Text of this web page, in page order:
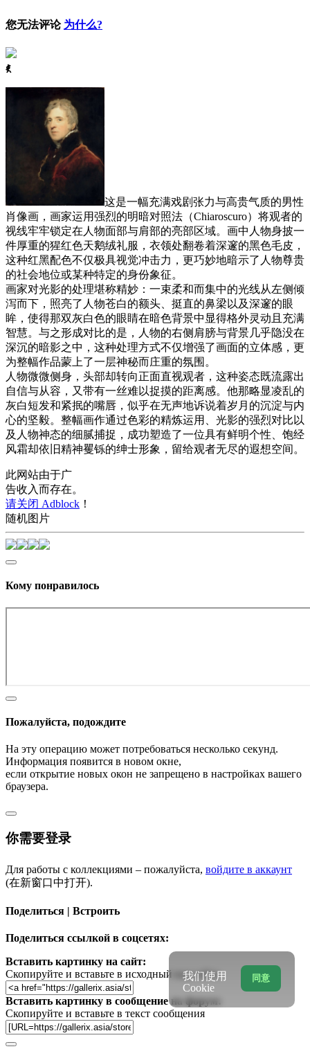
您无法评论 为什么?
ꈅ
这是一幅充满戏剧张力与高贵气质的男性
肖像画，画家运用强烈的明暗对照法（Chiaroscuro）将观者的
视线牢牢锁定在人物面部与肩部的亮部区域。画中人物身披一
件厚重的猩红色天鹅绒礼服，衣领处翻卷着深邃的黑色毛皮，
这种红黑配色不仅极具视觉冲击力，更巧妙地暗示了人物尊贵
的社会地位或某种特定的身份象征。
画家对光影的处理堪称精妙：一束柔和而集中的光线从左侧倾
泻而下，照亮了人物苍白的额头、挺直的鼻梁以及深邃的眼
眸，使得那双灰白色的眼睛在暗色背景中显得格外灵动且充满
智慧。与之形成对比的是，人物的右侧肩膀与背景几乎隐没在
深沉的暗影之中，这种处理方式不仅增强了画面的立体感，更
为整幅作品蒙上了一层神秘而庄重的氛围。
人物微微侧身，头部却转向正面直视观者，这种姿态既流露出
自信与从容，又带有一丝难以捉摸的距离感。他那略显凌乱的
灰白短发和紧抿的嘴唇，似乎在无声地诉说着岁月的沉淀与内
心的坚毅。整幅画作通过色彩的精炼运用、光影的强烈对比以
及人物神态的细腻捕捉，成功塑造了一位具有鲜明个性、饱经
风霜却依旧精神矍铄的绅士形象，留给观者无尽的遐想空间。
此网站由于广
告收入而存在。
请关闭 Adblock ！
随机图片
Кому понравилось
Пожалуйста, подождите
На эту операцию может потребоваться несколько секунд.
Информация появится в новом окне,
если открытие новых окон не запрещено в настройках вашего
браузера.
你需要登录
Для работы с коллекциями – пожалуйста, войдите в аккаунт
(在新窗口中打开).
Поделиться | Встроить
Поделиться ссылкой в соцсетях:
Вставить картинку на сайт:
Скопируйте и вставьте в исходный код сайта
Вставить картинку в сообщение на форум:
Скопируйте и вставьте в текст сообщения
同意
我们使用
Cookie